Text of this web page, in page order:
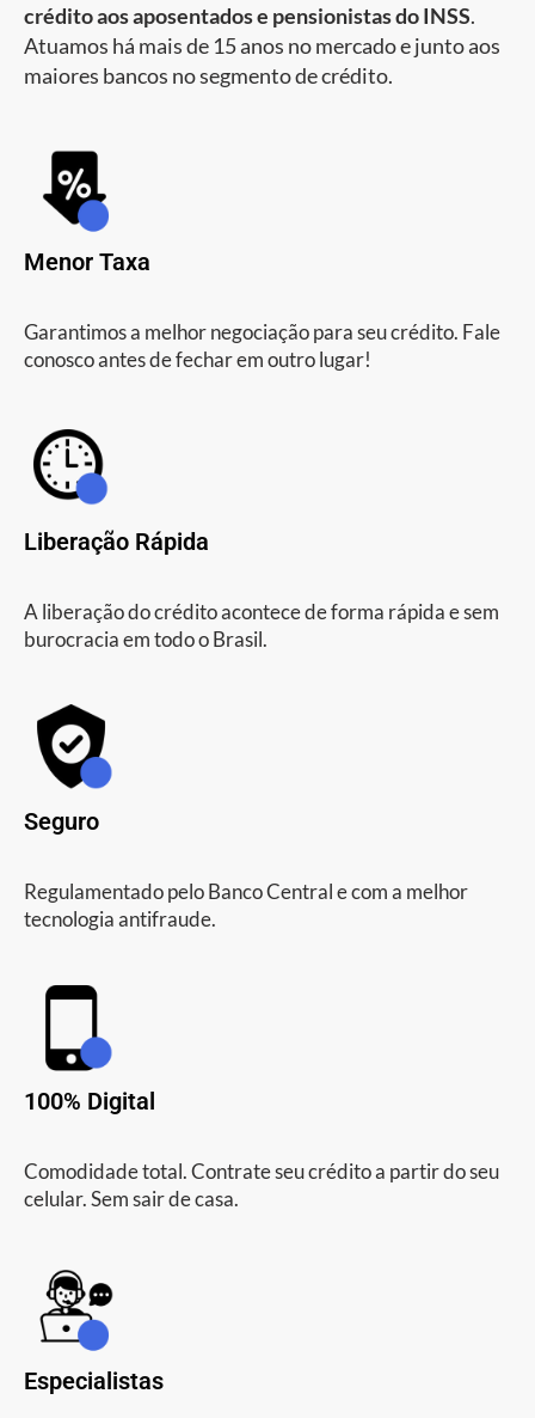
crédito aos aposentados e pensionistas do INSS.
Atuamos há mais de 15 anos no mercado e junto aos
maiores bancos no segmento de crédito.
Menor Taxa
Garantimos a melhor negociação para seu crédito. Fale
conosco antes de fechar em outro lugar!
Liberação Rápida
A liberação do crédito acontece de forma rápida e sem
burocracia em todo o Brasil.
Seguro
Regulamentado pelo Banco Central e com a melhor
tecnologia antifraude.
100% Digital
Comodidade total. Contrate seu crédito a partir do seu
celular. Sem sair de casa.
Especialistas